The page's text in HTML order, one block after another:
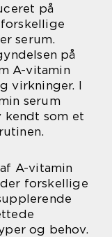
på
serum.
på
A-vitamin
virkninger. I
serum
som et
A-vitamin
forskellige
og behov.